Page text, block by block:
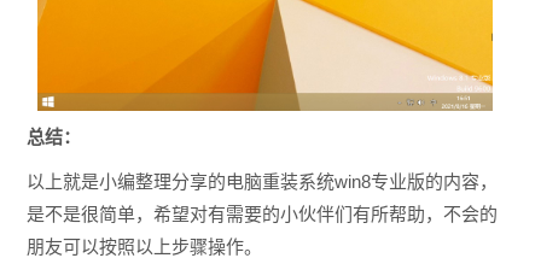
总结：
以上就是小编整理分享的电脑重装系统win8专业版的内容，
是不是很简单，希望对有需要的小伙伴们有所帮助，不会的
朋友可以按照以上步骤操作。